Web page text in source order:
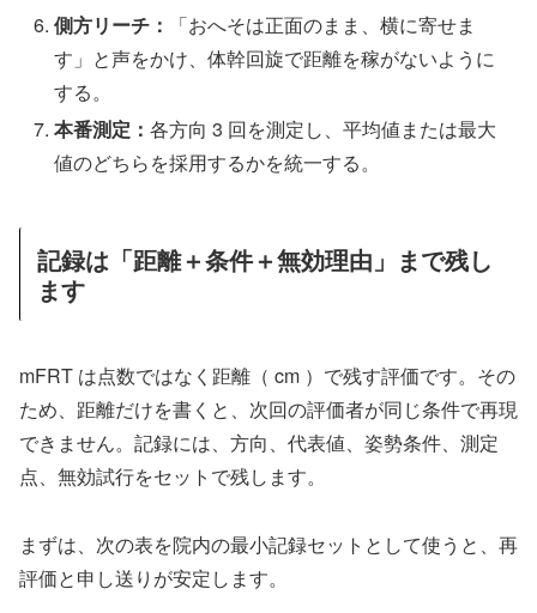
側方リーチ：
「おへそは正面のまま、横に寄せま
す」と声をかけ、体幹回旋で距離を稼がないように
する。
本番測定：各方向 3 回を測定し、平均値または最大
値のどちらを採用するかを統一する。
記録は「距離＋条件＋無効理由」まで残し
ます
mFRT は点数ではなく距離（ cm ）で残す評価です。その
ため、距離だけを書くと、次回の評価者が同じ条件で再現
できません。記録には、方向、代表値、姿勢条件、測定
点、無効試行をセットで残します。
まずは、次の表を院内の最小記録セットとして使うと、再
評価と申し送りが安定します。